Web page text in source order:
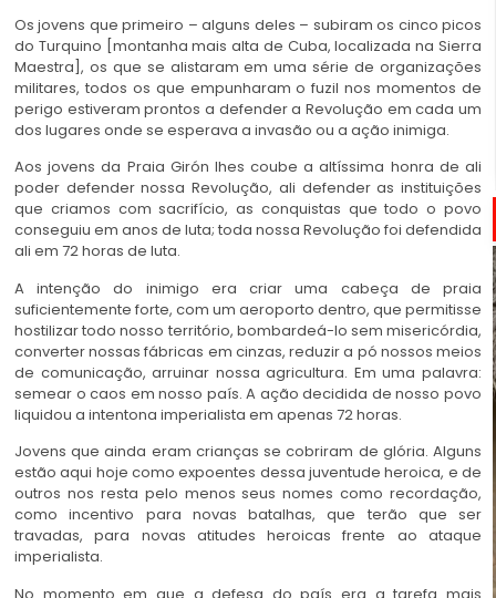
Os jovens que primeiro – alguns deles – subiram os cinco picos
do Turquino [montanha mais alta de Cuba, localizada na Sierra
Maestra], os que se alistaram em uma série de organizações
militares, todos os que empunharam o fuzil nos momentos de
perigo estiveram prontos a defender a Revolução em cada um
dos lugares onde se esperava a invasão ou a ação inimiga.
Aos jovens da Praia Girón lhes coube a altíssima honra de ali
poder defender nossa Revolução, ali defender as instituições
que criamos com sacrifício, as conquistas que todo o povo
conseguiu em anos de luta; toda nossa Revolução foi defendida
ali em 72 horas de luta.
A intenção do inimigo era criar uma cabeça de praia
suficientemente forte, com um aeroporto dentro, que permitisse
hostilizar todo nosso território, bombardeá-lo sem misericórdia,
converter nossas fábricas em cinzas, reduzir a pó nossos meios
de comunicação, arruinar nossa agricultura. Em uma palavra:
semear o caos em nosso país. A ação decidida de nosso povo
liquidou a intentona imperialista em apenas 72 horas.
Jovens que ainda eram crianças se cobriram de glória. Alguns
estão aqui hoje como expoentes dessa juventude heroica, e de
outros nos resta pelo menos seus nomes como recordação,
como incentivo para novas batalhas, que terão que ser
travadas, para novas atitudes heroicas frente ao ataque
imperialista.
No momento em que a defesa do país era a tarefa mais